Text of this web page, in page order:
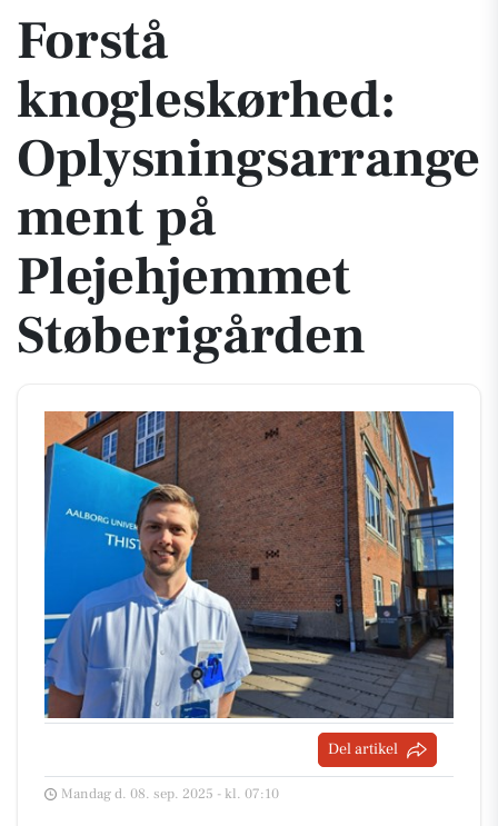
Forstå
knogleskørhed:
Oplysningsarrange
ment på
Plejehjemmet
Støberigården
Del artikel
Mandag d. 08. sep. 2025 - kl. 07:10